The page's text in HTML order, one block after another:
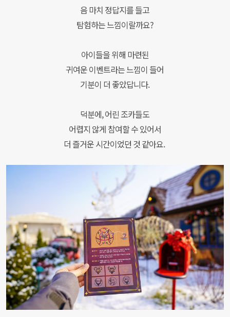
음 마치 정답지를 들고
탐험하는 느낌이랄까요?
아이들을 위해 마련된
귀여운 이벤트라는 느낌이 들어
기분이 더 좋았답니다.
덕분에, 어린 조카들도
어렵지 않게 참여할 수 있어서
더 즐거운 시간이었던 것 같아요.